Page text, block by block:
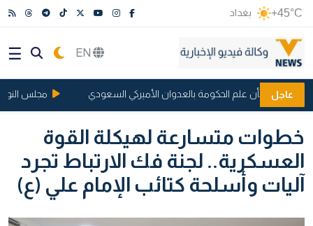
+45°C بغداد
عاجلبشأن علم الحكومة بالعدوان الأميركي السعودي مجلس النواب
خطوات متسارعة لهيكلة القوة
العسكرية.. لجنة فك الارتباط تجرد
آليات وأسلحة كتائب الإمام علي (ع)